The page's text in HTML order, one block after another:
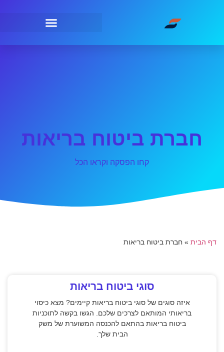
חברת ביטוח בריאות
קחו הפסקה וקראו הכל
דף הבית » חברת ביטוח בריאות
סוגי ביטוח בריאות
איזה סוגים של סוגי ביטוח בריאות קיימים? מצא כיסוי
בריאותי המותאם לצרכים שלכם. הגשו בקשה לתוכניות
ביטוח בריאות בהתאם להכנסה המשוערת של משק
הבית שלך.